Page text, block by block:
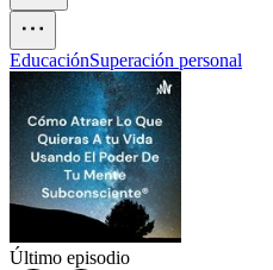
EducaciónSuperación personal
Último episodio